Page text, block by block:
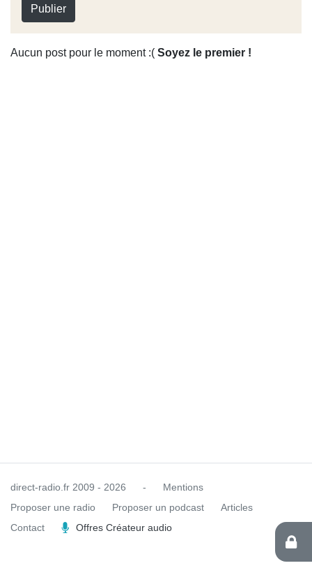
Publier
Aucun post pour le moment :( Soyez le premier !
direct-radio.fr 2009 - 2026 -
Mentions
Proposer une radio
Proposer un podcast
Articles
Contact
Offres Créateur audio